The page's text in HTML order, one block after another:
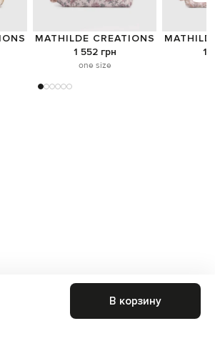
MATHILDE CREATIONS
1 552 грн
one size
1
В корзину